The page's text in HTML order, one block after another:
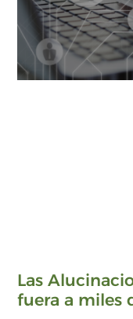
Las
fuera a miles